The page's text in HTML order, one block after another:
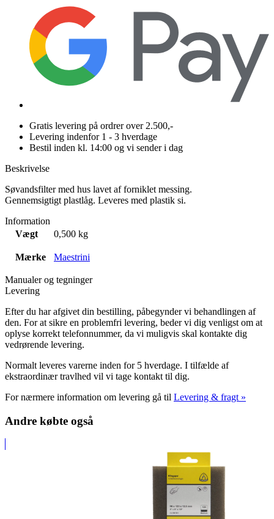
Gratis levering på ordrer over 2.500,-
Levering indenfor 1 - 3 hverdage
Bestil inden kl. 14:00 og vi sender i dag
Beskrivelse
Søvandsfilter med hus lavet af forniklet messing.
Gennemsigtigt plastlåg. Leveres med plastik si.
Information
Vægt
0,500 kg
Mærke Maestrini
Manualer og tegninger
Levering
Efter du har afgivet din bestilling, påbegynder vi behandlingen af
den. For at sikre en problemfri levering, beder vi dig venligst om at
oplyse korrekt telefonnummer, da vi muligvis skal kontakte dig
vedrørende levering.
Normalt leveres varerne inden for 5 hverdage. I tilfælde af
ekstraordinær travlhed vil vi tage kontakt til dig.
For nærmere information om levering gå til Levering & fragt »
Andre købte også